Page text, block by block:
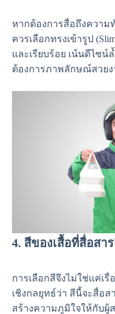
หากต้องการสื่อถึงความ
ควรเลือกทรงเข้ารูป
และเรียบร้อย เน้นดีไซน์
ต้องการภาพลักษณ์สวย
4. สีของเสื้อที่สื่อสา
การเลือกสีจึงไม่ใช่แค่เ
เชิงกลยุทธ์ว่า สีนี้จะสื่อส
สร้างความภูมิใจให้กับผู้